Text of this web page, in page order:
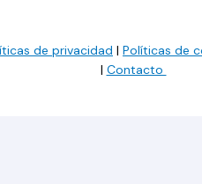
de privacidad | Políticas de
| Contacto